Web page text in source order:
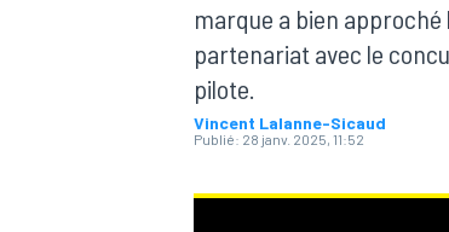
marque a bien
partenariat avec le
pilote.
Vincent Lalanne-Sicaud
Publié: 28 janv. 2025, 11:52